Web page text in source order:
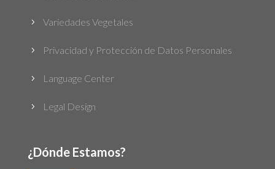
5 Variedades Vegetales
5 Privacidad y Protección de Datos Personales
5 Language Center
5 Legal Design
¿Dónde Estamos?